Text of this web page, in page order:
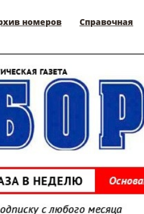
номеров Справочная